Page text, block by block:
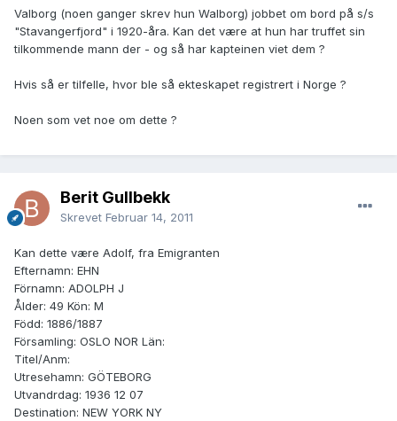
Valborg (noen ganger skrev hun Walborg) jobbet om bord på s/s
"Stavangerfjord" i 1920-åra. Kan det være at hun har truffet sin
tilkommende mann der - og så har kapteinen viet dem ?
Hvis så er tilfelle, hvor ble så ekteskapet registrert i Norge ?
Noen som vet noe om dette ?
Berit Gullbekk
Skrevet Februar 14, 2011
Kan dette være Adolf, fra Emigranten
Efternamn: EHN
Förnamn: ADOLPH J
Ålder: 49 Kön: M
Född: 1886/1887
Församling: OSLO NOR Län:
Titel/Anm:
Utresehamn: GÖTEBORG
Utvandrdag: 1936 12 07
Destination: NEW YORK NY